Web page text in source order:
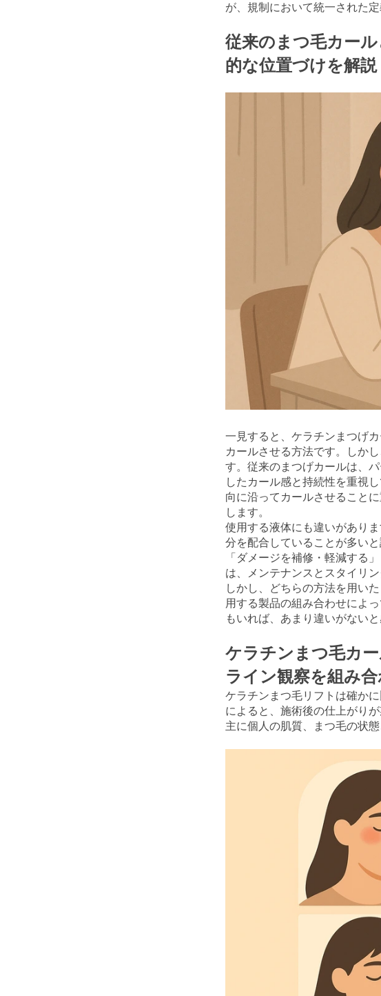
が、規制において統一された
従来のまつ毛カー
的な位置づけを解説
一見すると、ケラチンまつげ
カールさせる方法です。しか
す。従来のまつげカールは、
したカール感と持続性を重視
向に沿ってカールさせること
します。
使用する液体にも違いがあり
分を配合していることが多い
「ダメージを補修・軽減する
は、メンテナンスとスタイリ
しかし、どちらの方法を用い
用する製品の組み合わせによ
もいれば、あまり違いがないと
ケラチンまつ毛カ
ライン観察を組み
ケラチンまつ毛リフトは確か
によると、施術後の仕上がり
主に個人の肌質、まつ毛の状